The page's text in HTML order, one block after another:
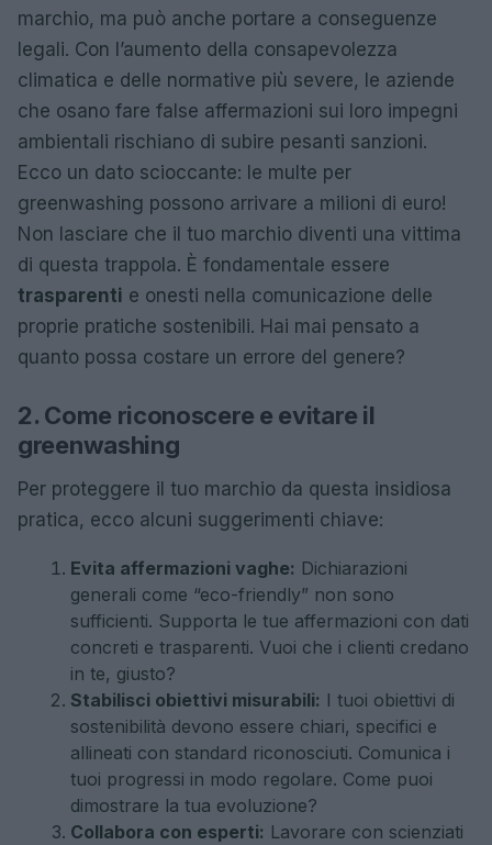
marchio, ma può anche portare a conseguenze
legali. Con l’aumento della consapevolezza
climatica e delle normative più severe, le aziende
che osano fare false affermazioni sui loro impegni
ambientali rischiano di subire pesanti sanzioni.
Ecco un dato scioccante: le multe per
greenwashing possono arrivare a milioni di euro!
Non lasciare che il tuo marchio diventi una vittima
di questa trappola. È fondamentale essere
trasparenti e onesti nella comunicazione delle
proprie pratiche sostenibili. Hai mai pensato a
quanto possa costare un errore del genere?
2. Come riconoscere e evitare il
greenwashing
Per proteggere il tuo marchio da questa insidiosa
pratica, ecco alcuni suggerimenti chiave:
Evita affermazioni vaghe: Dichiarazioni
generali come “eco-friendly” non sono
sufficienti. Supporta le tue affermazioni con dati
concreti e trasparenti. Vuoi che i clienti credano
in te, giusto?
Stabilisci obiettivi misurabili: I tuoi obiettivi di
sostenibilità devono essere chiari, specifici e
allineati con standard riconosciuti. Comunica i
tuoi progressi in modo regolare. Come puoi
dimostrare la tua evoluzione?
Collabora con esperti: Lavorare con scienziati